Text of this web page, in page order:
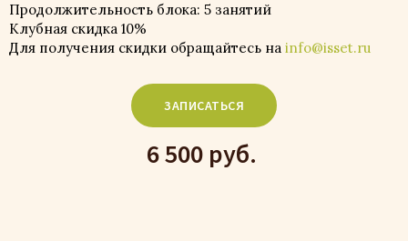
ЗАПИСАТЬСЯ
6 500 руб.
Продолжительность блока: 5 занятий
Клубная скидка 10%
Для получения скидки обращайтесь на info@isset.ru